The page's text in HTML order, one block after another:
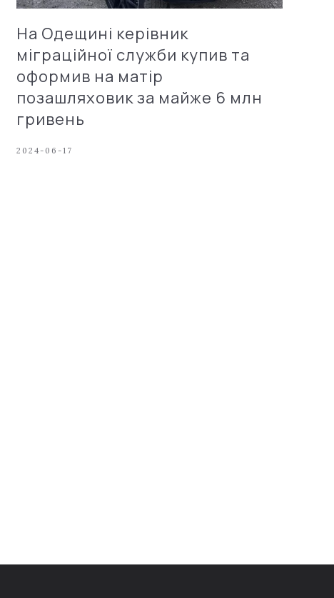
На Одещині керівник
міграційної служби купив та
оформив на матір
позашляховик за майже 6 млн
гривень
2024-06-17